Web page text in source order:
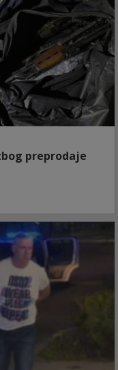
preprodaje